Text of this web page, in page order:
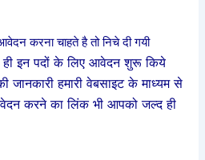
करना चाहते है तो निचे दी गयी
इन पदों के लिए आवेदन शुरू किये
हमारी वेबसाइट के माध्यम से
करने का लिंक भी आपको जल्द ही